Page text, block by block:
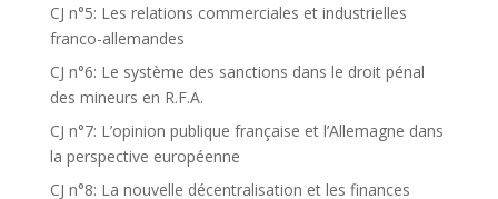
CJ n°5: Les relations commerciales et industrielles
franco-allemandes
CJ n°6: Le système des sanctions dans le droit pénal
des mineurs en R.F.A.
CJ n°7: L’opinion publique française et l’Allemagne dans
la perspective européenne
CJ n°8: La nouvelle décentralisation et les finances